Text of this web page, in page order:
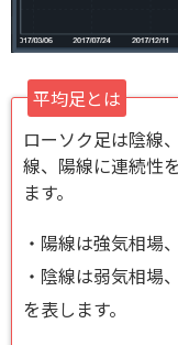
平均足とは
ローソク足は陰線
線、陽線に連続性
ます。
・陽線は強気相場
・陰線は弱気相場
を表します。